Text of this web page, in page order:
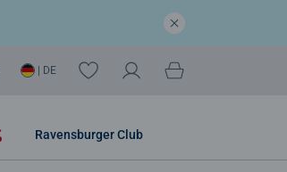
| DE
Ravensburger Club